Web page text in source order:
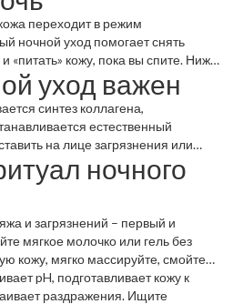
переходит в режим
ночной уход помогает снять
«питать» кожу, пока вы спите. Ниже
можно внедрить уже сегодня.
уход важен
синтез коллагена,
естественный
на лице загрязнения или
замедлится, появятся
морщинки. Поэтому чистый и
– залог здорового вида.
ночного
и загрязнений – первый и
мягкое молочко или гель без
кожу, мягко массируйте, смойте
pH, подготавливает кожу к
раздражения. Ищите